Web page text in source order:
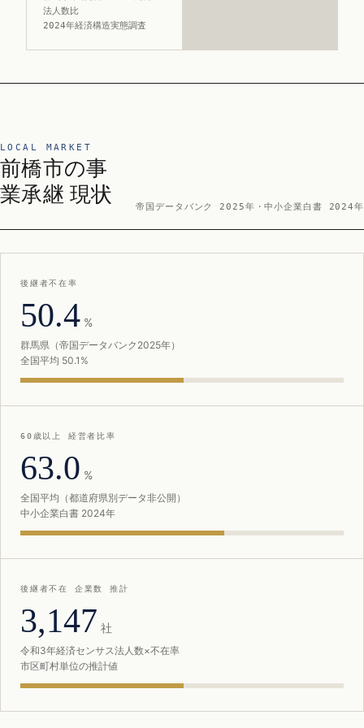
法人数比
2024年経済構造実態調査
LOCAL MARKET
前橋市の事
業承継 現状
帝国データバンク 2025年・中小企業白書 2024年
後継者不在率
50.4 %
群馬県（帝国データバンク2025年）
全国平均 50.1%
60歳以上 経営者比率
63.0 %
全国平均（都道府県別データ非公開）
中小企業白書 2024年
後継者不在 企業数 推計
3,147 社
令和3年経済センサス法人数×不在率
市区町村単位の推計値